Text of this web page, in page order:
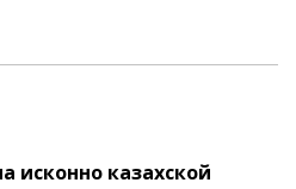
исконно казахской